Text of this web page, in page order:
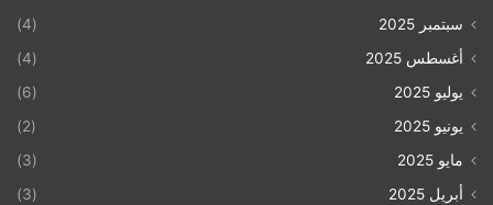
سبتمبر 2025
(4)
أغسطس 2025
(4)
يوليو 2025
(6)
يونيو 2025
(2)
مايو 2025
(3)
أبريل 2025
(3)